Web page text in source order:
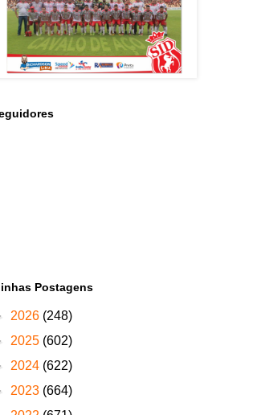
Postagens
2026 (248)
2025 (602)
2024 (622)
2023 (664)